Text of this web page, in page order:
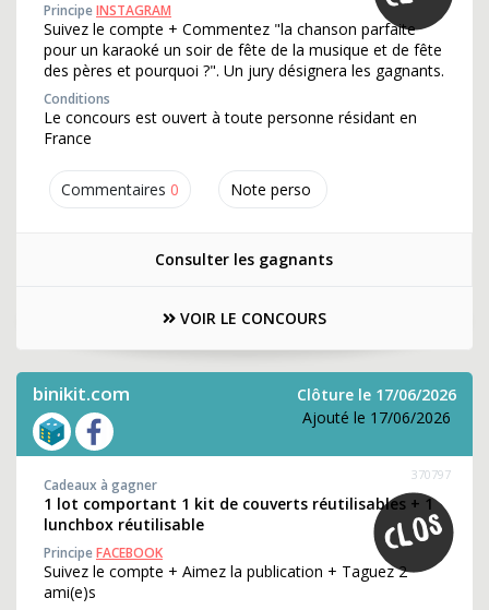
Commentaires 0 Note perso
PrincipeINSTAGRAM
Suivez le compte + Commentez "la chanson parfaite
pour un karaoké un soir de fête de la musique et de fête
des pères et pourquoi ?". Un jury désignera les gagnants.
Conditions
Le concours est ouvert à toute personne résidant en
France
Consulter les gagnants
VOIR LE CONCOURS
binikit.com
Clôture le 17/06/2026
Ajouté le 17/06/2026
370797
Cadeaux à gagner
1 lot comportant 1 kit de couverts réutilisables + 1
lunchbox réutilisable
PrincipeFACEBOOK
Suivez le compte + Aimez la publication + Taguez 2
ami(e)s